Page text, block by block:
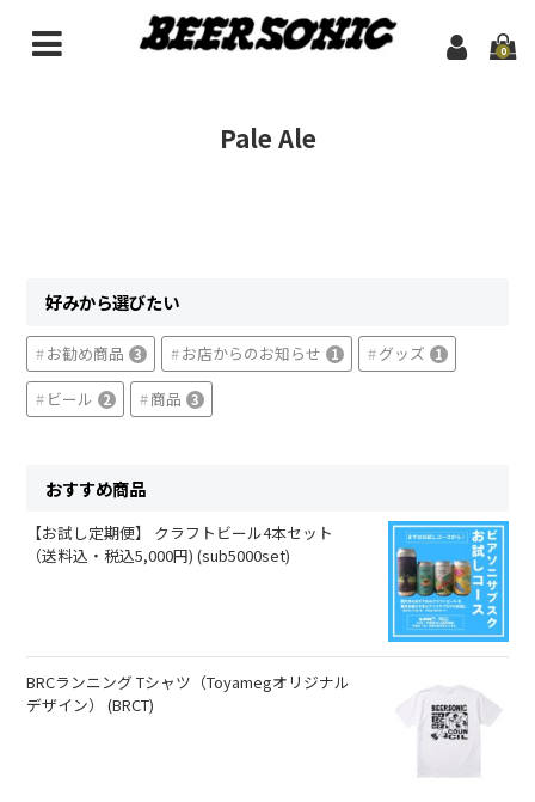
0
国産
スウェーデン
ニュージーランド
グッズ
お問い合わせ
Pale Ale
好みから選びたい
お勧め商品 3 お店からのお知らせ 1 グッズ 1
ビール 2 商品 3
おすすめ商品
【お試し定期便】 クラフトビール4本セット
（送料込・税込5,000円) (sub5000set)
BRCランニング Tシャツ（Toyamegオリジナル
デザイン） (BRCT)